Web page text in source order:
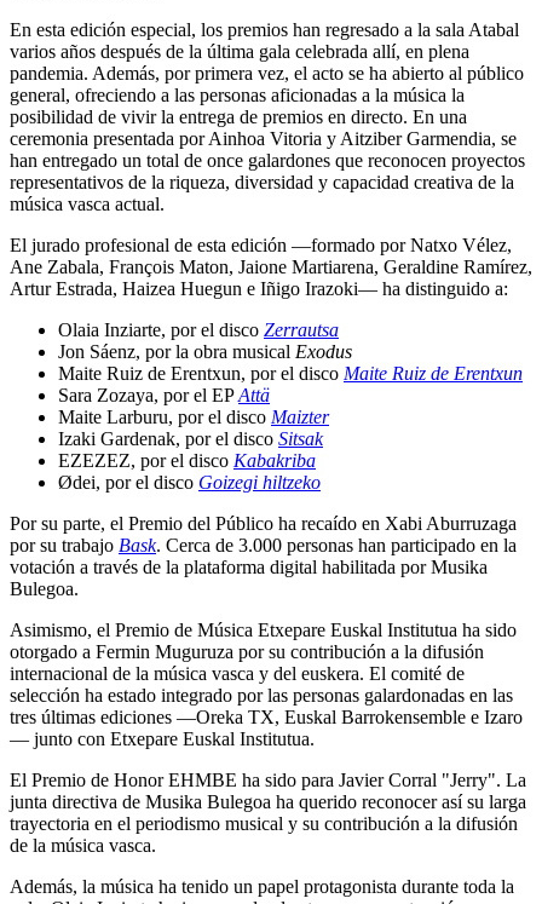
En esta edición especial, los premios han regresado a la sala Atabal
varios años después de la última gala celebrada allí, en plena
pandemia. Además, por primera vez, el acto se ha abierto al público
general, ofreciendo a las personas aficionadas a la música la
posibilidad de vivir la entrega de premios en directo. En una
ceremonia presentada por Ainhoa Vitoria y Aitziber Garmendia, se
han entregado un total de once galardones que reconocen proyectos
representativos de la riqueza, diversidad y capacidad creativa de la
música vasca actual.
El jurado profesional de esta edición —formado por Natxo Vélez,
Ane Zabala, François Maton, Jaione Martiarena, Geraldine Ramírez,
Artur Estrada, Haizea Huegun e Iñigo Irazoki— ha distinguido a:
Olaia Inziarte, por el disco Zerrautsa
Jon Sáenz, por la obra musical Exodus
Maite Ruiz de Erentxun, por el disco Maite Ruiz de Erentxun
Sara Zozaya, por el EPAttä
Maite Larburu, por el disco Maizter
Izaki Gardenak, por el disco Sitsak
EZEZEZ, por el disco Kabakriba
Ødei, por el disco Goizegi hiltzeko
Por su parte, el Premio del Público ha recaído en Xabi Aburruzaga
por su trabajo Bask. Cerca de 3.000 personas han participado en la
votación a través de la plataforma digital habilitada por Musika
Bulegoa.
Asimismo, el Premio de Música Etxepare Euskal Institutua ha sido
otorgado a Fermin Muguruza por su contribución a la difusión
internacional de la música vasca y del euskera. El comité de
selección ha estado integrado por las personas galardonadas en las
tres últimas ediciones —Oreka TX, Euskal Barrokensemble e Izaro
— junto con Etxepare Euskal Institutua.
El Premio de Honor EHMBE ha sido para Javier Corral "Jerry". La
junta directiva de Musika Bulegoa ha querido reconocer así su larga
trayectoria en el periodismo musical y su contribución a la difusión
de la música vasca.
Además, la música ha tenido un papel protagonista durante toda la